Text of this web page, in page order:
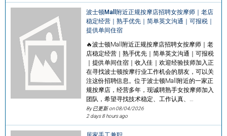
波士顿Mall附近正规按摩店招聘女按摩师｜老店
稳定经营｜熟手优先｜简单英文沟通｜可报税｜
提供单间住宿
🔥波士顿Mall附近正规按摩店招聘女按摩师｜老
店稳定经营｜熟手优先｜简单英文沟通｜可报税
｜提供单间住宿｜收入佳｜欢迎经验技师加入正
在寻找波士顿按摩行业工作机会的朋友，可以关
注这份招聘信息。位于波士顿Mall附近的一家正
规按摩店，经营多年，现诚聘熟手女按摩师加入
团队，希望寻找技术稳定、工作认真、…
By 已更新 on08/04/2026
2 days 8 hours ago